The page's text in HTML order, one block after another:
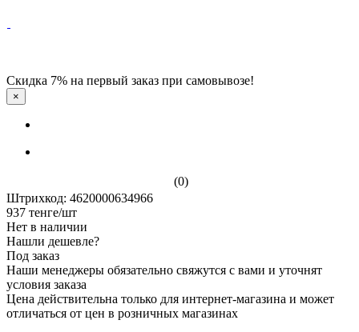
Скидка 7% на первый заказ при самовывозе!
×
(0)
Штрихкод: 4620000634966
937 тенге/шт
Нет в наличии
Нашли дешевле?
Под заказ
Наши менеджеры обязательно свяжутся с вами и уточнят
условия заказа
Цена действительна только для интернет-магазина и может
отличаться от цен в розничных магазинах